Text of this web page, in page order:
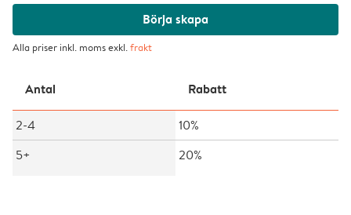
Börja skapa
Alla priser inkl. moms exkl.frakt
Antal Rabatt
2-4
10%
5+
20%